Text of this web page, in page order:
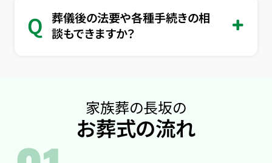
Q 葬儀後の法要や各種手続きの相
談もできますか？
家族葬の長坂の
お葬式の流れ